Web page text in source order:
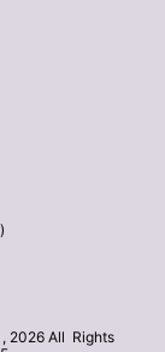
2026 All Rights